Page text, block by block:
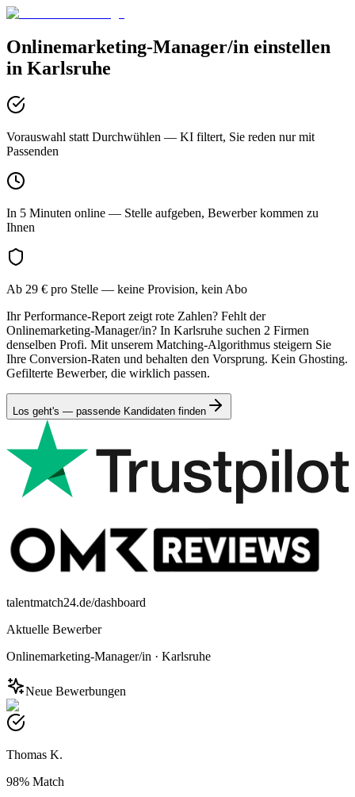
Onlinemarketing-Manager/in einstellen
in Karlsruhe
Vorauswahl statt Durchwühlen — KI filtert, Sie reden nur mit
Passenden
In 5 Minuten online — Stelle aufgeben, Bewerber kommen zu
Ihnen
Ab 29 € pro Stelle — keine Provision, kein Abo
Ihr Performance-Report zeigt rote Zahlen? Fehlt der
Onlinemarketing-Manager/in? In Karlsruhe suchen 2 Firmen
denselben Profi. Mit unserem Matching-Algorithmus steigern Sie
Ihre Conversion-Raten und behalten den Vorsprung. Kein Ghosting.
Gefilterte Bewerber, die wirklich passen.
Los geht's — passende Kandidaten finden
talentmatch24.de/dashboard
Aktuelle Bewerber
Onlinemarketing-Manager/in · Karlsruhe
Neue Bewerbungen
Thomas K.
98% Match